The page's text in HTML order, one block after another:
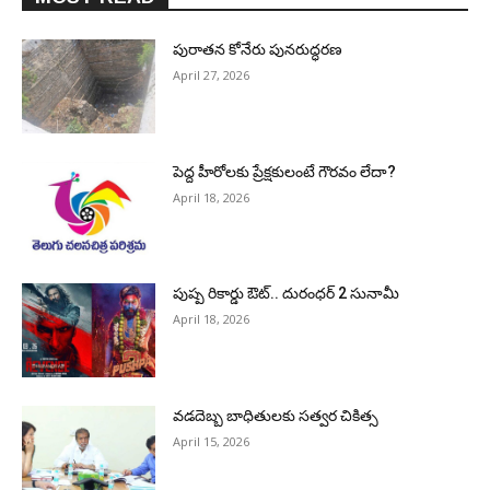
పురాత‌న కోనేరు పున‌రుద్ధ‌ర‌ణ
April 27, 2026
పెద్ద హీరోల‌కు ప్రేక్ష‌కులంటే గౌర‌వం లేదా?
April 18, 2026
పుష్ప రికార్డు ఔట్‌.. దురంధ‌ర్ 2 సునామీ
April 18, 2026
వడదెబ్బ బాధితులకు సత్వర చికిత్స
April 15, 2026